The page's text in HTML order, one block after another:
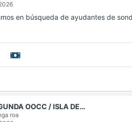
en búsqueda de ayudantes de
OOCC / ISLA DE…
roa